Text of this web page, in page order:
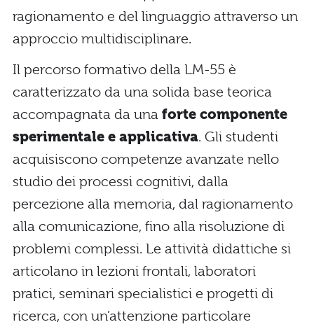
ragionamento e del linguaggio attraverso un
approccio multidisciplinare.
Il percorso formativo della LM-55 è
caratterizzato da una solida base teorica
accompagnata da una forte componente
sperimentale e applicativa. Gli studenti
acquisiscono competenze avanzate nello
studio dei processi cognitivi, dalla
percezione alla memoria, dal ragionamento
alla comunicazione, fino alla risoluzione di
problemi complessi. Le attività didattiche si
articolano in lezioni frontali, laboratori
pratici, seminari specialistici e progetti di
ricerca, con un’attenzione particolare